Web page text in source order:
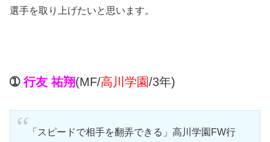
選手を取り上げたいと思います。
➀ 行友 祐翔(MF/高川学園/3年)
「スピードで相手を翻弄できる」高川学園FW行